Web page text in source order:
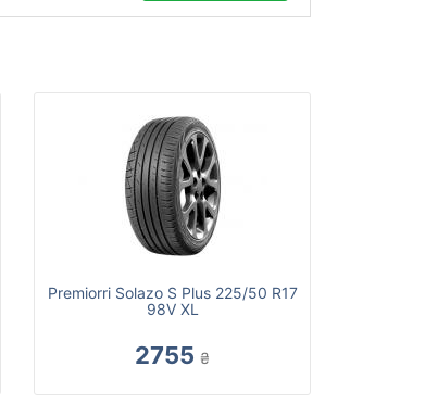
Premiorri Solazo S Plus 225/50 R17
98V XL
2755 ₴